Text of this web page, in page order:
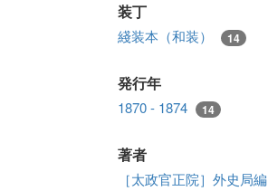
装丁
綫装本（和装） 14
発行年
1870 - 1874 14
著者
［太政官正院］外史局編